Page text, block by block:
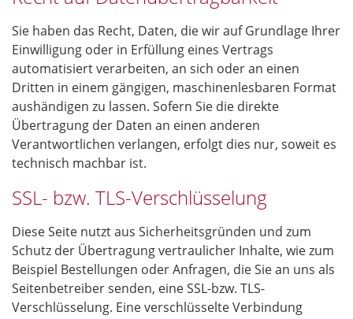
Sie haben das Recht, Daten, die wir auf Grundlage Ihrer
Einwilligung oder in Erfüllung eines Vertrags
automatisiert verarbeiten, an sich oder an einen
Dritten in einem gängigen, maschinenlesbaren Format
aushändigen zu lassen. Sofern Sie die direkte
Übertragung der Daten an einen anderen
Verantwortlichen verlangen, erfolgt dies nur, soweit es
technisch machbar ist.
SSL- bzw. TLS-Verschlüsselung
Diese Seite nutzt aus Sicherheitsgründen und zum
Schutz der Übertragung vertraulicher Inhalte, wie zum
Beispiel Bestellungen oder Anfragen, die Sie an uns als
Seitenbetreiber senden, eine SSL-bzw. TLS-
Verschlüsselung. Eine verschlüsselte Verbindung